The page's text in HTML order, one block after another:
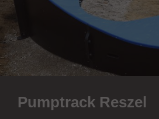
Pumptrack Reszel